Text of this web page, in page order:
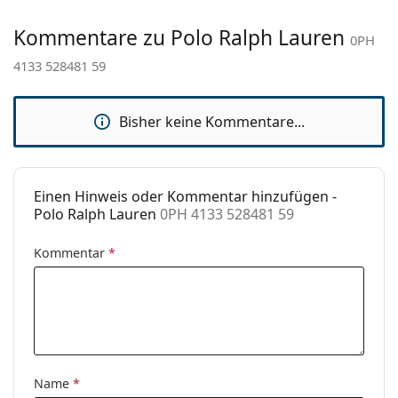
Verwendung:
Mode
Code:
Kommentare zu Polo Ralph Lauren 0PH
4133 528481 59
Bisher keine Kommentare...
Einen Hinweis oder Kommentar hinzufügen -
Polo Ralph Lauren 0PH 4133 528481 59
Kommentar *
Name *